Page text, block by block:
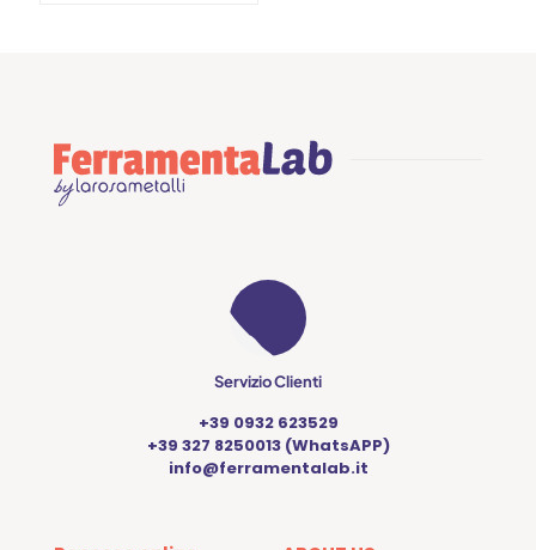
Servizio Clienti
+39 0932 623529
+39 327 8250013 (WhatsAPP)
info@ferramentalab.it